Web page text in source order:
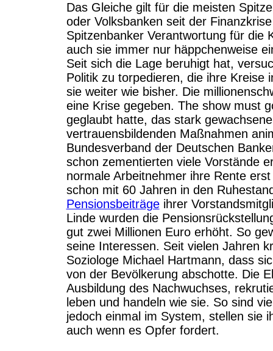
Das Gleiche gilt für die meisten
oder Volksbanken seit der
Spitzenbanker Verantwortung für die
auch sie immer nur häppchenweise
Seit sich die Lage beruhigt hat,
Politik zu torpedieren, die ihre Kreise
sie weiter wie bisher. Die
eine Krise gegeben. The show must
geglaubt hatte, das stark
vertrauensbildenden Maßnahmen
Bundesverband der Deutschen
schon zementierten viele Vorstände
normale Arbeitnehmer ihre Rente
schon mit 60 Jahren in den
Pensionsbeiträgeihrer
Linde wurden die
gut zwei Millionen Euro erhöht. So
seine Interessen. Seit vielen Jahren
Soziologe Michael Hartmann, dass
von der Bevölkerung abschotte. Die
Ausbildung des Nachwuchses,
leben und handeln wie sie. So sind
jedoch einmal im System, stellen sie
auch wenn es Opfer fordert.